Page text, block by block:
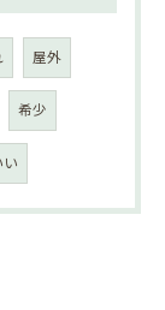
屋外
希少
い